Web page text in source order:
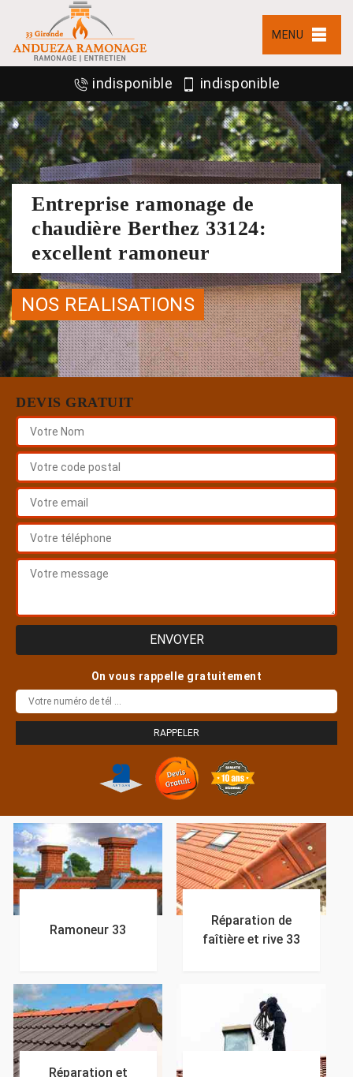
MENU
indisponible indisponible
Entreprise ramonage de
chaudière Berthez 33124:
excellent ramoneur
NOS REALISATIONS
DEVIS GRATUIT
On vous rappelle gratuitement
Ramoneur 33
Réparation de
faîtière et rive 33
Réparation et